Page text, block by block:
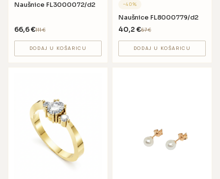
Naušnice FL3000072/d2
66,6€111€
DODAJ U KOŠARICU
−40%
Naušnice FL8000779/d2
40,2 €67€
DODAJ U KOŠARICU